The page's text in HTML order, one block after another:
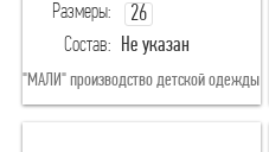
Размеры:
26
28(рост98-104)
Состав: Не указан
"МАЛИ" производство детской одежды